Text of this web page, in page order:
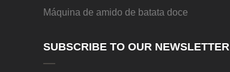
Máquina de amido de batata doce
SUBSCRIBE TO OUR NEWSLETTER